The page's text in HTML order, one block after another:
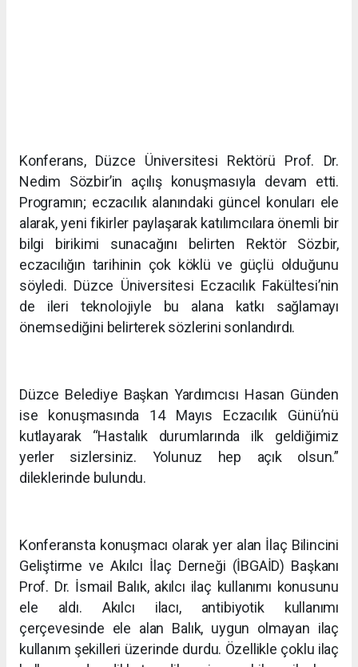
Konferans, Düzce Üniversitesi Rektörü Prof. Dr.
Nedim Sözbir’in açılış konuşmasıyla devam etti.
Programın; eczacılık alanındaki güncel konuları ele
alarak, yeni fikirler paylaşarak katılımcılara önemli bir
bilgi birikimi sunacağını belirten Rektör Sözbir,
eczacılığın tarihinin çok köklü ve güçlü olduğunu
söyledi. Düzce Üniversitesi Eczacılık Fakültesi’nin
de ileri teknolojiyle bu alana katkı sağlamayı
önemsediğini belirterek sözlerini sonlandırdı.
Düzce Belediye Başkan Yardımcısı Hasan Günden
ise konuşmasında 14 Mayıs Eczacılık Günü’nü
kutlayarak “Hastalık durumlarında ilk geldiğimiz
yerler sizlersiniz. Yolunuz hep açık olsun.”
dileklerinde bulundu.
Konferansta konuşmacı olarak yer alan İlaç Bilincini
Geliştirme ve Akılcı İlaç Derneği (İBGAİD) Başkanı
Prof. Dr. İsmail Balık, akılcı ilaç kullanımı konusunu
ele aldı. Akılcı ilacı, antibiyotik kullanımı
çerçevesinde ele alan Balık, uygun olmayan ilaç
kullanım şekilleri üzerinde durdu. Özellikle çoklu ilaç